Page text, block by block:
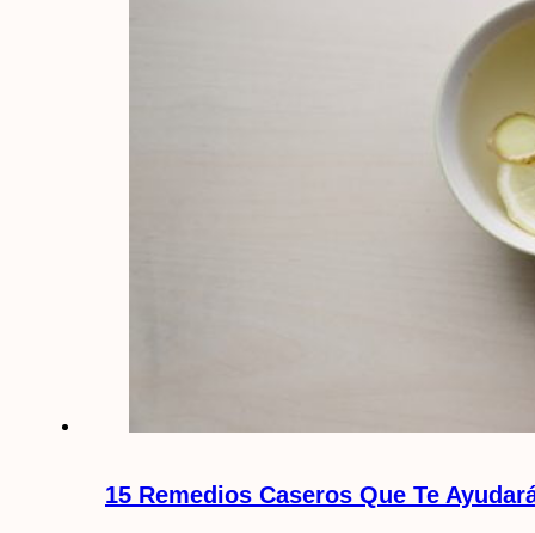
15 Remedios Caseros Que Te